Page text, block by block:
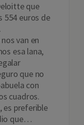
que
554 euros de
van en
esa lana,
que no
con
cuadros.
es preferible
que…